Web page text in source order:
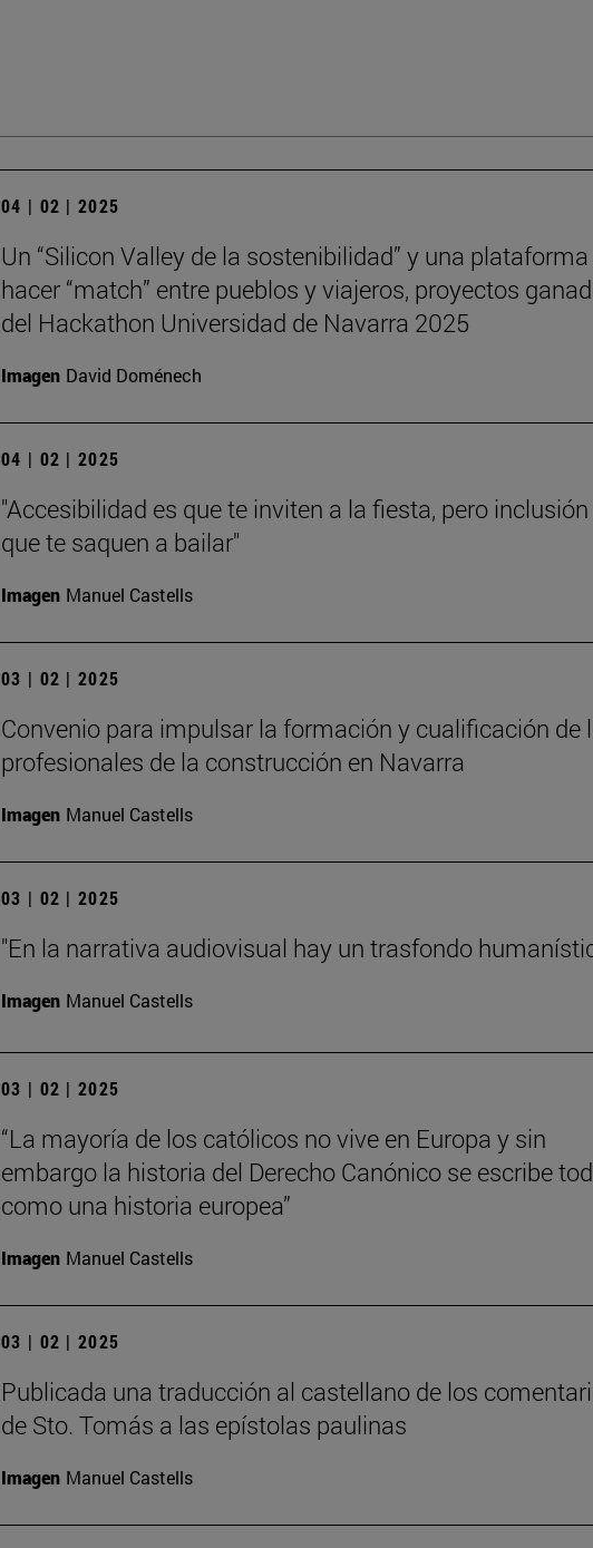
04 | 02 | 2025
Un “Silicon Valley de la sostenibilidad” y una
hacer “match” entre pueblos y viajeros, proyectos
del Hackathon Universidad de Navarra 2025
Imagen David Doménech
04 | 02 | 2025
"Accesibilidad es que te inviten a la fiesta, pero inclusión
que te saquen a bailar"
Imagen Manuel Castells
03 | 02 | 2025
Convenio para impulsar la formación y cualificación de
profesionales de la construcción en Navarra
Imagen Manuel Castells
03 | 02 | 2025
"En la narrativa audiovisual hay un trasfondo
Imagen Manuel Castells
03 | 02 | 2025
“La mayoría de los católicos no vive en Europa y sin
embargo la historia del Derecho Canónico se escribe
como una historia europea”
Imagen Manuel Castells
03 | 02 | 2025
Publicada una traducción al castellano de los
de Sto. Tomás a las epístolas paulinas
Imagen Manuel Castells